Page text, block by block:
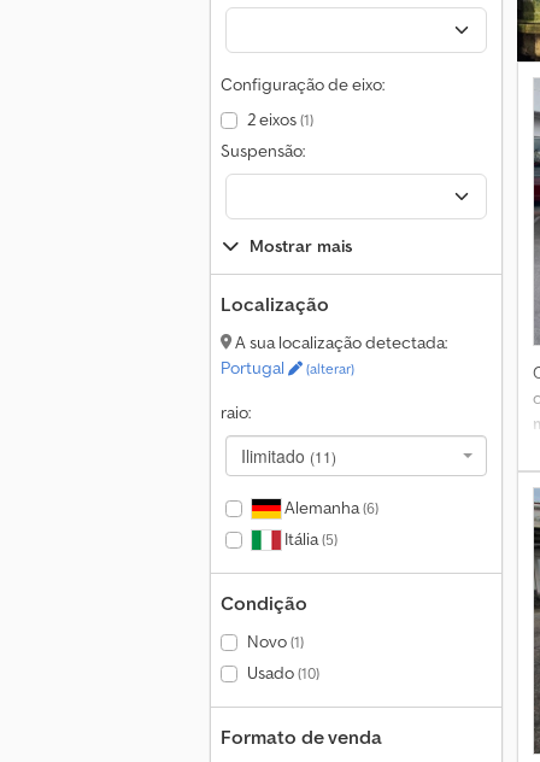
Configuração de eixo:
2 eixos(1)
Suspensão:
Mostrar mais
Localização
A sua localização detectada:
Portugal
(alterar)
raio:
Ilimitado (11)
Alemanha(6)
Itália(5)
Condição
Novo(1)
Usado(10)
Formato de venda